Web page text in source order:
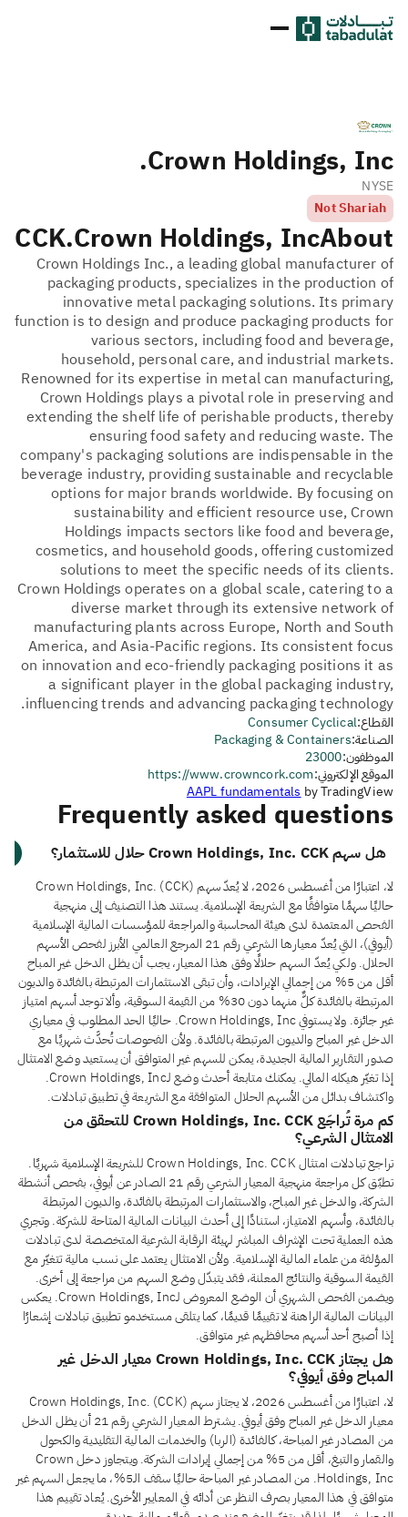
Crown Holdings, Inc.
NYSE
Not Shariah
About
Crown Holdings, Inc.
CCK
Crown Holdings Inc., a leading global manufacturer of
packaging products, specializes in the production of
innovative metal packaging solutions. Its primary
function is to design and produce packaging products for
various sectors, including food and beverage,
household, personal care, and industrial markets.
Renowned for its expertise in metal can manufacturing,
Crown Holdings plays a pivotal role in preserving and
extending the shelf life of perishable products, thereby
ensuring food safety and reducing waste. The
company's packaging solutions are indispensable in the
beverage industry, providing sustainable and recyclable
options for major brands worldwide. By focusing on
sustainability and efficient resource use, Crown
Holdings impacts sectors like food and beverage,
cosmetics, and household goods, offering customized
solutions to meet the specific needs of its clients.
Crown Holdings operates on a global scale, catering to a
diverse market through its extensive network of
manufacturing plants across Europe, North and South
America, and Asia-Pacific regions. Its consistent focus
on innovation and eco-friendly packaging positions it as
a significant player in the global packaging industry,
influencing trends and advancing packaging technology.
القطاع:Consumer Cyclical
الصناعة:Packaging & Containers
الموظفون:23000
الموقع الإلكتروني:https://www.crowncork.com
AAPL fundamentals by TradingView
Frequently asked questions
هل سهم Crown Holdings, Inc. CCK حلال للاستثمار؟
لا، اعتبارًا من أغسطس 2026، لا يُعدّ سهم Crown Holdings, Inc. (CCK)
حاليًا سهمًا متوافقًا مع الشريعة الإسلامية. يستند هذا التصنيف إلى منهجية
الفحص المعتمدة لدى هيئة المحاسبة والمراجعة للمؤسسات المالية الإسلامية
(أيوفي)، التي يُعدّ معيارها الشرعي رقم 21 المرجع العالمي الأبرز لفحص الأسهم
الحلال. ولكي يُعدّ السهم حلالًا وفق هذا المعيار، يجب أن يظل الدخل غير المباح
أقل من 5% من إجمالي الإيرادات، وأن تبقى الاستثمارات المرتبطة بالفائدة والديون
المرتبطة بالفائدة كلٌّ منهما دون 30% من القيمة السوقية، وألا توجد أسهم امتياز
غير جائزة. ولا يستوفي Crown Holdings, Inc. حاليًا الحد المطلوب في معياري
الدخل غير المباح والديون المرتبطة بالفائدة. ولأن الفحوصات تُحدَّث شهريًا مع
صدور التقارير المالية الجديدة، يمكن للسهم غير المتوافق أن يستعيد وضع الامتثال
إذا تغيّر هيكله المالي. يمكنك متابعة أحدث وضع لـCrown Holdings, Inc.
واكتشاف بدائل من الأسهم الحلال المتوافقة مع الشريعة في تطبيق تبادلات.
كم مرة تُراجَع Crown Holdings, Inc. CCK للتحقق من
الامتثال الشرعي؟
تراجع تبادلات امتثال Crown Holdings, Inc. CCK للشريعة الإسلامية شهريًا.
تطبّق كل مراجعة منهجية المعيار الشرعي رقم 21 الصادر عن أيوفي، بفحص أنشطة
الشركة، والدخل غير المباح، والاستثمارات المرتبطة بالفائدة، والديون المرتبطة
بالفائدة، وأسهم الامتياز، استنادًا إلى أحدث البيانات المالية المتاحة للشركة. وتجري
هذه العملية تحت الإشراف المباشر لهيئة الرقابة الشرعية المتخصصة لدى تبادلات
المؤلفة من علماء المالية الإسلامية. ولأن الامتثال يعتمد على نسب مالية تتغيّر مع
القيمة السوقية والنتائج المعلنة، فقد يتبدّل وضع السهم من مراجعة إلى أخرى.
ويضمن الفحص الشهري أن الوضع المعروض لـCrown Holdings, Inc. يعكس
البيانات المالية الراهنة لا تقييمًا قديمًا، كما يتلقى مستخدمو تطبيق تبادلات إشعارًا
إذا أصبح أحد أسهم محافظهم غير متوافق.
هل يجتاز Crown Holdings, Inc. CCK معيار الدخل غير
المباح وفق أيوفي؟
لا، اعتبارًا من أغسطس 2026، لا يجتاز سهم Crown Holdings, Inc. (CCK)
معيار الدخل غير المباح وفق أيوفي. يشترط المعيار الشرعي رقم 21 أن يظل الدخل
من المصادر غير المباحة، كالفائدة (الربا) والخدمات المالية التقليدية والكحول
والقمار والتبغ، أقل من 5% من إجمالي إيرادات الشركة. ويتجاوز دخل Crown
Holdings, Inc. من المصادر غير المباحة حاليًا سقف الـ5%، ما يجعل السهم غير
متوافق في هذا المعيار بصرف النظر عن أدائه في المعايير الأخرى. يُعاد تقييم هذا